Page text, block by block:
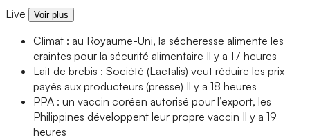
Live Voir plus
Climat : au Royaume-Uni, la sécheresse alimente les
craintes pour la sécurité alimentaire Il y a 17 heures
Lait de brebis : Société (Lactalis) veut réduire les prix
payés aux producteurs (presse) Il y a 18 heures
PPA : un vaccin coréen autorisé pour l’export, les
Philippines développent leur propre vaccin Il y a 19
heures